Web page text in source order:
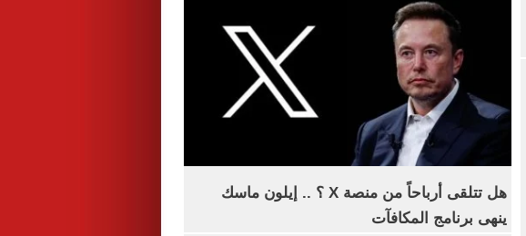
هل تتلقى أرباحاً من منصة X ؟ .. إيلون ماسك
ينهى برنامج المكافآت